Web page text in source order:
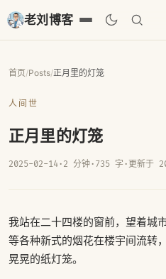
老刘博客
首页/Posts/正月里的灯笼
人间世
正月里的灯笼
2025-02-14· 2 分钟· 735 字 · 更新于
我站在二十四楼的窗前，望着城
等各种新式的烟花在楼宇间流转
晃晃的纸灯笼。